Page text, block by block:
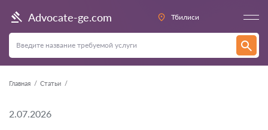
Advocate-ge.com Тбилиси
Главная Статьи
2.07.2026